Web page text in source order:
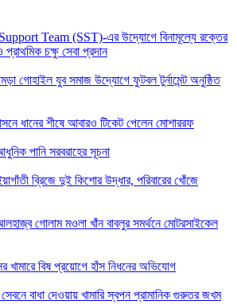
Team (SST)-এর উদ্যোগে বিনামূল্যে রক্তের
প্রাথমিক চক্ষু সেবা প্রদান
গোহাইল যুব সমাজ উদ্যোগে ফুটবল টুর্নামেন্ট অনুষ্ঠিত
ধানের শীষে আবারও টিকেট পেলেন মোশাররফ
পানি সরবরাহের সূচনা
ব্রিজে দুই কিশোর উদ্ধার, পরিবারের খোঁজে
গোলাম মওলা খাঁন বাবলুর সমর্থনে মোটরসাইকেল
খামারে বিষ প্রয়োগে হাঁস নিধনের অভিযোগ
বাধা দেওয়ায় খামারি স্বপন প্রামানিক গুরুতর জখম